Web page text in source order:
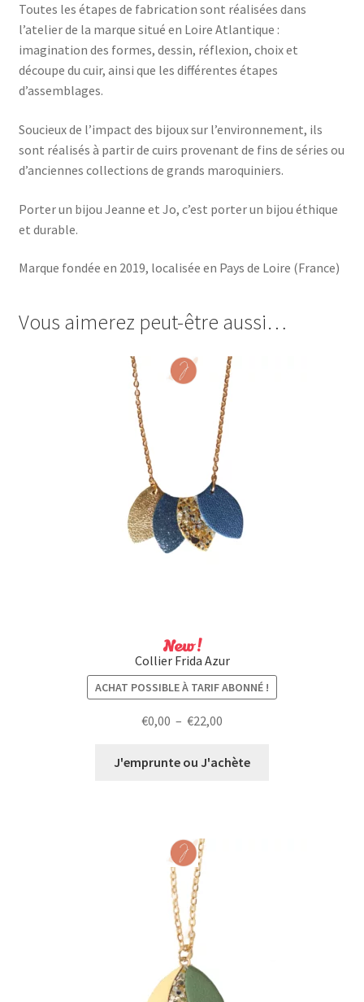
Toutes les étapes de fabrication sont réalisées dans
l’atelier de la marque situé en Loire Atlantique :
imagination des formes, dessin, réflexion, choix et
découpe du cuir, ainsi que les différentes étapes
d’assemblages.
Soucieux de l’impact des bijoux sur l’environnement, ils
sont réalisés à partir de cuirs provenant de fins de séries ou
d’anciennes collections de grands maroquiniers.
Porter un bijou Jeanne et Jo, c’est porter un bijou éthique
et durable.
Marque fondée en 2019, localisée en Pays de Loire (France)
Vous aimerez peut-être aussi…
New !
Collier Frida Azur
ACHAT POSSIBLE À TARIF ABONNÉ !
€0,00 – €22,00
prix :
J'emprunte ou J'achète